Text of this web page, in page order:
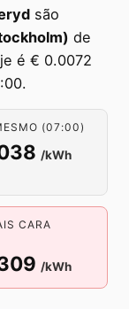
são
de
é € 0.0072
(07:00)
/kWh
CARA
/kWh